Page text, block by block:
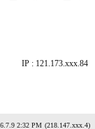
IP : 121.173.xxx.84
2:32 PM (218.147.xxx.4)